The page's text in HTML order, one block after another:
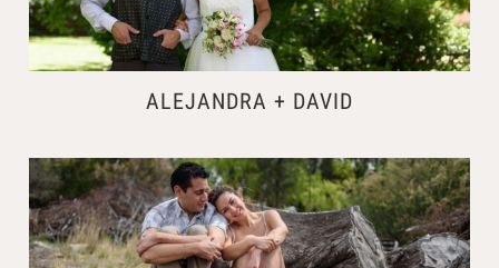
ALEJANDRA + DAVID